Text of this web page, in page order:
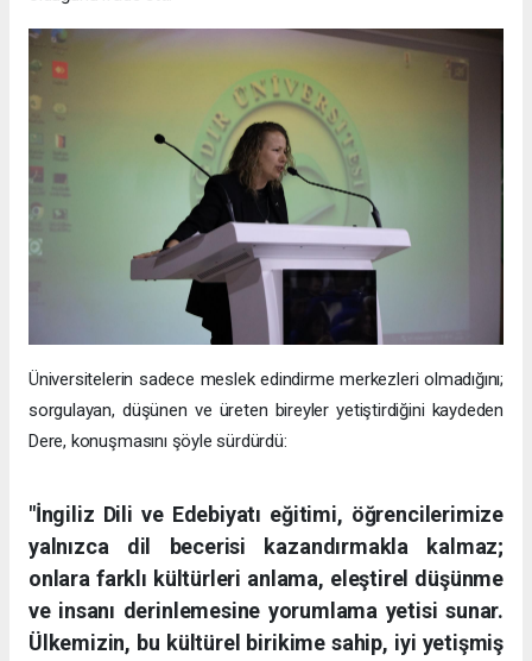
Üniversitelerin sadece meslek edindirme merkezleri olmadığını;
sorgulayan, düşünen ve üreten bireyler yetiştirdiğini kaydeden
Dere, konuşmasını şöyle sürdürdü:
"İngiliz Dili ve Edebiyatı eğitimi, öğrencilerimize
yalnızca dil becerisi kazandırmakla kalmaz;
onlara farklı kültürleri anlama, eleştirel düşünme
ve insanı derinlemesine yorumlama yetisi sunar.
Ülkemizin, bu kültürel birikime sahip, iyi yetişmiş